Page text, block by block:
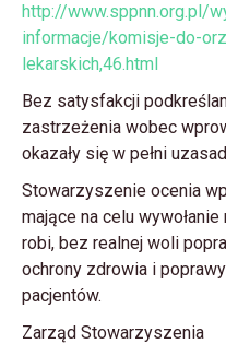
http://www.sppnn.org.pl/
informacje/komisje-do-
lekarskich,46.html
Bez satysfakcji
zastrzeżenia wobec
okazały się w pełni
Stowarzyszenie ocenia
mające na celu
robi, bez realnej woli
ochrony zdrowia i
pacjentów.
Zarząd Stowarzyszenia